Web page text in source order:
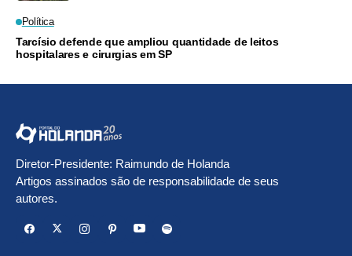
Política
Tarcísio defende que ampliou quantidade de leitos
hospitalares e cirurgias em SP
Diretor-Presidente: Raimundo de Holanda
Artigos assinados são de responsabilidade de seus
autores.